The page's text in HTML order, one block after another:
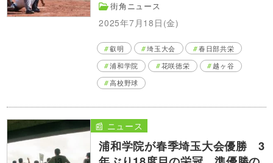
街角ニュース
2025年7月18日(金)
叡明 埼玉大会
春日部共栄
浦和学院
花咲徳栄
越ヶ谷
高校野球
浦和学院が春季埼玉大会優勝 3
📰 ニュース